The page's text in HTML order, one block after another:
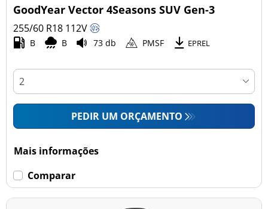
GoodYear Vector 4Seasons SUV Gen-3
255/60 R18 112V
B B 73 db PMSF EPREL
PEDIR UM ORÇAMENTO
Mais informações
Comparar